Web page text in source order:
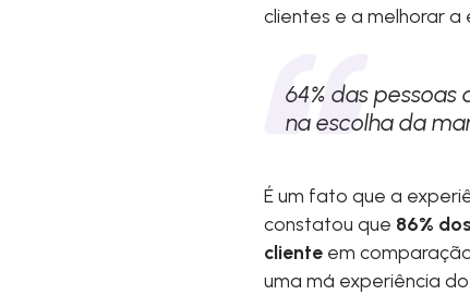
clientes e a melhorar a
64% das
na escolha da
É um fato que a
constatou que 86%
clienteem
uma má experiência